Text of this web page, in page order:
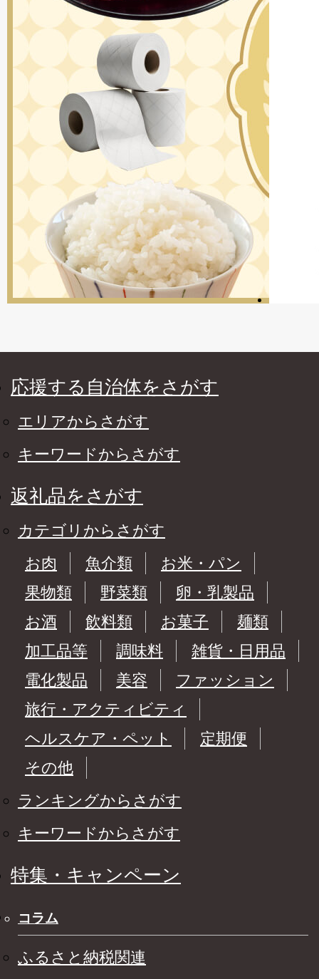
応援する自治体をさがす
エリアからさがす
キーワードからさがす
返礼品をさがす
カテゴリからさがす
お肉
魚介類
お米・パン
果物類
野菜類
卵・乳製品
お酒
飲料類 お菓子
麺類
加工品等
調味料
雑貨・日用品
電化製品
美容
ファッション
旅行・アクティビティ
ヘルスケア・ペット
定期便
その他
ランキングからさがす
キーワードからさがす
特集・キャンペーン
コラム
ふるさと納税関連